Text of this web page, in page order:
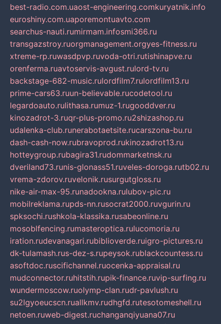
best-radio.com.uaost-engineering.comkuryatnik.info
euroshiny.com.uaporemontuavto.com
searchus-nauti.rumirmam.infosmi366.ru
transgazstroy.ruorgmanagement.orgyes-fitness.ru
xtreme-rp.ruwasdpvp.ruvoda-otri.rutishinapve.ru
orenferma.ruavtoservis-avgust.rulord-tv.ru
backstage-682-music.rulordfilm7.rulordfilm13.ru
prime-cars63.ruun-believable.rucodetool.ru
legardoauto.rulithasa.rumuz-1.rugooddver.ru
kinozadrot-3.ruqr-plus-promo.ru2shizashop.ru
udalenka-club.runerabotaetsite.rucarszona-bu.ru
dash-cash-now.rubravoprod.rukinozadrot13.ru
hotteygroup.rubagira31.rudommarketnsk.ru
dveriland73.runis-glonass51.ruveles-doroga.rutb02.ru
vrema-zdorov.ruvelonik.rusurgutgloss.ru
nike-air-max-95.runadookna.rulubov-pic.ru
mobilreklama.rupds-nn.rusocrat2000.ruvgurin.ru
spksochi.rushkola-klassika.rusabeonline.ru
mosoblfencing.rumasteroptica.rulucomoria.ru
iration.rudevanagari.rubiblioverde.ruigro-pictures.ru
dk-tulamash.rus-dez-s.rupeysok.rublackcountess.ru
asoftdoc.ruscifichannel.ruocenka-appraisal.ru
mudconnector.ruhitstih.rupik-finance.ruvip-surfing.ru
wundermoscow.ruolymp-clan.rudr-pavlush.ru
su2lgyoeucscn.ruallkmv.rudhgfd.rutesotomeshell.ru
netoen.ruweb-digest.ruchanganqiyuana07.ru